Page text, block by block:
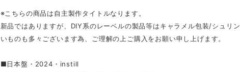
※こちらの商品は自主製作タイトルなります。
新品ではありますが、DIY系のレーベルの製品等はキャラメル包装/シュリ
いものも多々ございます為、ご理解の上ご購入をお願い申し上げます。
■日本盤・2024・instill